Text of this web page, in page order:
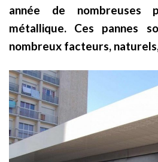
année de nombreuses
métallique. Ces pannes
nombreux facteurs,